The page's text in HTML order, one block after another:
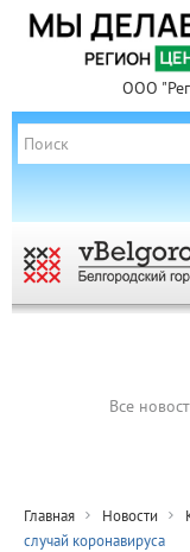
ООО
Все
Главная Новости
случай коронавируса